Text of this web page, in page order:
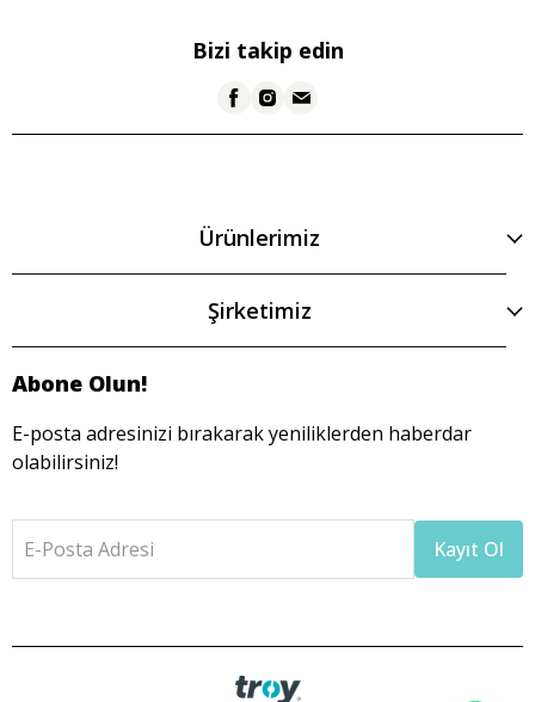
Bizi takip edin
Ürünlerimiz
Şirketimiz
Abone Olun!
E-posta adresinizi bırakarak yeniliklerden haberdar
olabilirsiniz!
E-Posta Adresi Kayıt Ol